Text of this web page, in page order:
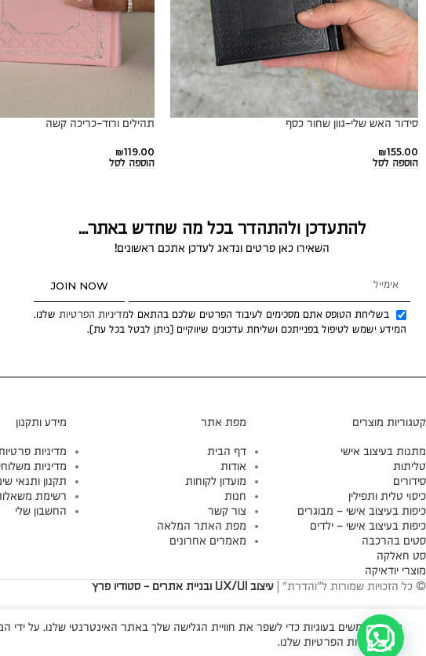
סידור האש שלי-גוון שחור כסף
₪155.00
הוספה לסל
תהילים ורוד-כריכה קשה
₪119.00
הוספה לסל
להתעדכן ולהתהדר בכל מה שחדש באתר...
השאירו כאן פרטים ונדאג לעדכן אתכם ראשונים!
בשליחת הטופס אתם מסכימים לעיבוד הפרטים שלכם בהתאם למדיניות הפרטיות שלנו.
המידע ישמש לטיפול בפנייתכם ושליחת עדכונים שיווקיים (ניתן לבטל בכל עת).
JOIN NOW
קטגוריות מוצרים
מתנות בעיצוב אישי
טליתות
סידורים
כיסוי טלית ותפילין
כיפות בעיצוב אישי – מבוגרים
כיפות בעיצוב אישי – ילדים
סטים בהרכבה
סט חאלקה
מוצרי יודאיקה
מפת אתר
דף הבית
אודות
מועדון לקוחות
חנות
צור קשר
מפת האתר המלאה
מאמרים אחרונים
מידע ותקנון
מדיניות
מדיניות
תקנון ותנאי
רשימת
החשבון שלי
© כל הזכויות שמורות ל"והדרת" | עיצוב UX/UI ובניית אתרים - סטודיו פרץ
אנו משתמשים בעוגיות כדי לשפר את חוויית הגלישה שלך באתר האינטרנטי שלנו. על
עיין במדיניות הפרטיות שלנו.